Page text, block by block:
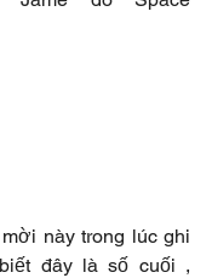
này trong lúc ghi
đây là số cuối ,